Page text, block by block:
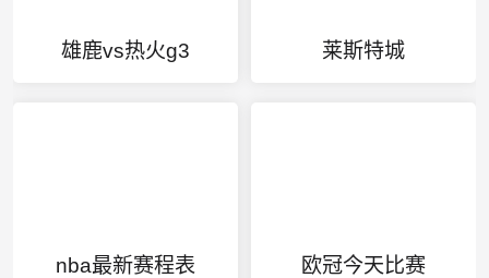
雄鹿vs热火g3 莱斯特城
nba最新赛程表 欧冠今天比赛